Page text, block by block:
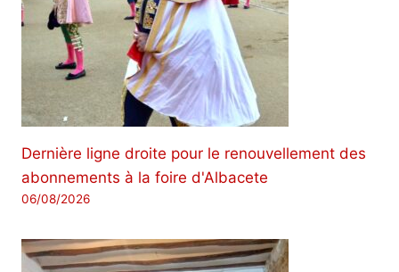
Dernière ligne droite pour le renouvellement des
abonnements à la foire d'Albacete
06/08/2026